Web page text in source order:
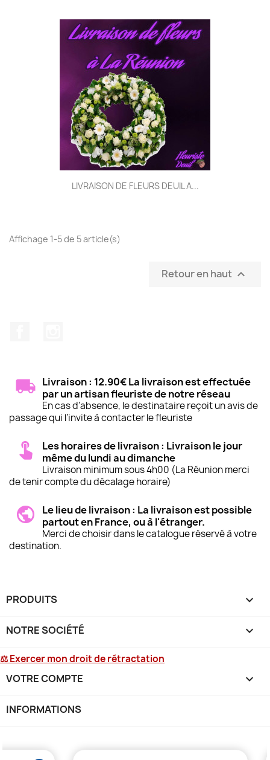
LIVRAISON DE FLEURS DEUIL A...
Affichage 1-5 de 5 article(s)
Retour en haut 
Livraison : 12.90€ La livraison est effectuée
par un artisan fleuriste de notre réseau
En cas d’absence, le destinataire reçoit un avis de
passage qui l’invite à contacter le fleuriste
Les horaires de livraison : Livraison le jour
même du lundi au dimanche
Livraison minimum sous 4h00 (La Réunion merci
de tenir compte du décalage horaire)
Le lieu de livraison : La livraison est possible
partout en France, ou à l'étranger.
Merci de choisir dans le catalogue réservé à votre
destination.
PRODUITS 
NOTRE SOCIÉTÉ 
⚖ Exercer mon droit de rétractation
VOTRE COMPTE 
INFORMATIONS